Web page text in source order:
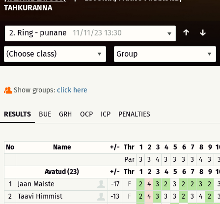
TAHKURANNA
2. Ring - punane 11/11/23 13:30 ↑ ↓
Show groups: click here
RESULTS BUE GRH OCP ICP PENALTIES
No Name +/- Thr 1 2 3 4 5 6 7 8 9
Par 3 3 4 3 3 3 3 4 3
Avatud (23)
+/- Thr 1 2 3 4 5 6 7 8 9
1
Jaan Maiste -17 F 2 4 3 2 3 2 2 3 2
2
Taavi Himmist -13 F 2 4 3 3 3 2 3 4 2